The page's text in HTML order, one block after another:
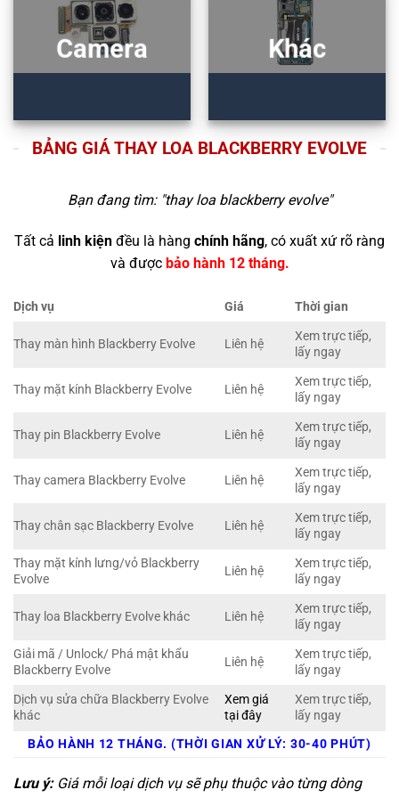
Camera Khác
BẢNG GIÁ THAY LOA BLACKBERRY EVOLVE
Bạn đang tìm: "thay loa blackberry evolve"
Tất cả linh kiện đều là hàng chính hãng, có xuất xứ rõ ràng
và được bảo hành 12 tháng.
Dịch vụ Giá Thời gian
Thay màn hình Blackberry Evolve Liên hệ
Xem trực tiếp,
lấy ngay
Thay mặt kính Blackberry Evolve Liên hệ
Xem trực tiếp,
lấy ngay
Thay pin Blackberry Evolve Liên hệ
Xem trực tiếp,
lấy ngay
Thay camera Blackberry Evolve Liên hệ
Xem trực tiếp,
lấy ngay
Thay chân sạc Blackberry Evolve Liên hệ
Xem trực tiếp,
lấy ngay
Thay mặt kính lưng/vỏ Blackberry
Evolve
Liên hệ
Xem trực tiếp,
lấy ngay
Thay loa Blackberry Evolve khác Liên hệ
Xem trực tiếp,
lấy ngay
Giải mã / Unlock/ Phá mật khẩu
Blackberry Evolve
Liên hệ
Xem trực tiếp,
lấy ngay
Dịch vụ sửa chữa Blackberry Evolve
khác
Xem giá
tại đây
Xem trực tiếp,
lấy ngay
BẢO HÀNH 12 THÁNG. (THỜI GIAN XỬ LÝ: 30-40 PHÚT)
Lưu ý:Giá mỗi loại dịch vụ sẽ phụ thuộc vào từng dòng